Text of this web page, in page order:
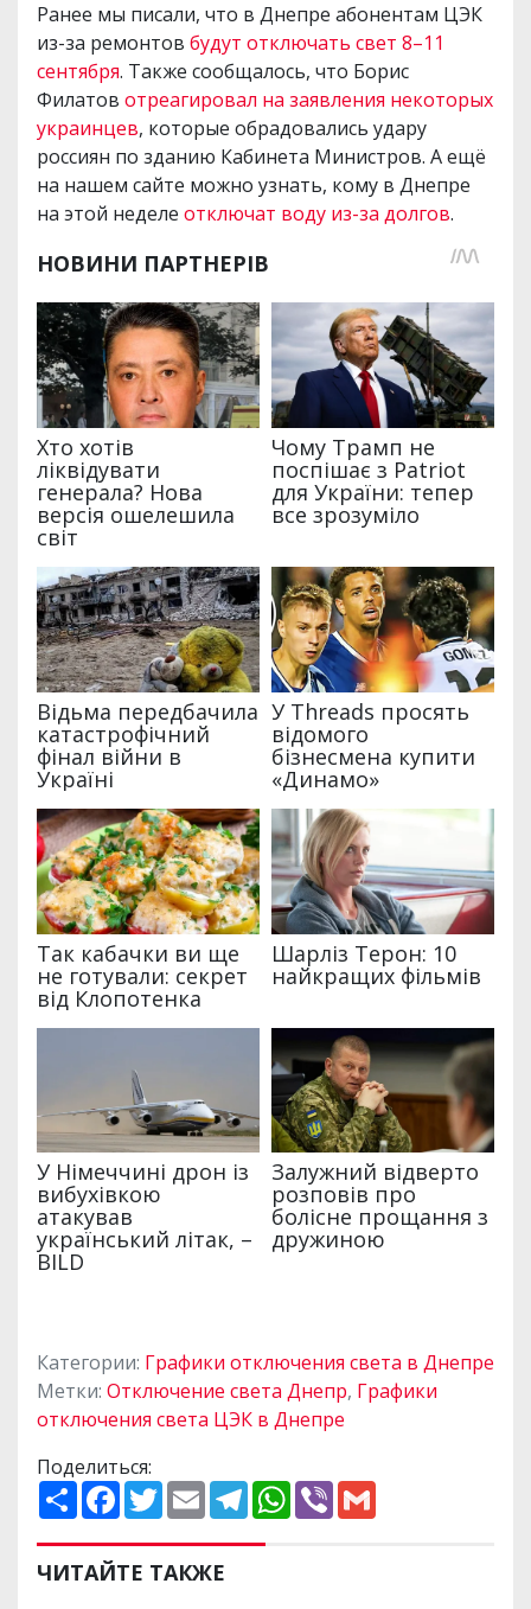
Ранее мы писали, что в Днепре абонентам ЦЭК
из-за ремонтов будут отключать свет 8–11
сентября. Также сообщалось, что Борис
Филатов отреагировал на заявления некоторых
украинцев, которые обрадовались удару
россиян по зданию Кабинета Министров. А ещё
на нашем сайте можно узнать, кому в Днепре
на этой неделе отключат воду из-за долгов.
Категории: Графики отключения света в Днепре
Метки: Отключение света Днепр, Графики
отключения света ЦЭК в Днепре
Поделиться:
П
о
и
р
и
F
a
e
b
o
T
w
t
t
e
E
m
i
l
T
e
e
W
h
V
ЧИТАЙТЕ ТАКЖЕ